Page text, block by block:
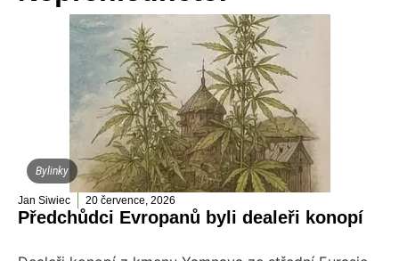
Bylinky
Jan Siwiec 20 července, 2026
Předchůdci Evropanů byli dealeři konopí